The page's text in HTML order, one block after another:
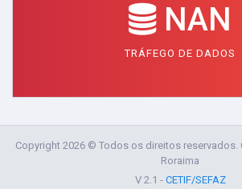
NAN
TRÁFEGO DE DADOS
Copyright 2026 © Todos os direitos reservados.
Roraima
V 2.1 - CETIF/SEFAZ